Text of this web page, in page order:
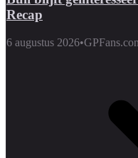
Recap
6 augustus 2026•